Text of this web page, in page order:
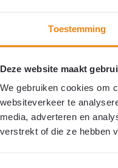
Toestemming
Deze website maakt
We gebruiken cookies om
websiteverkeer te
media, adverteren en
verstrekt of die ze hebben